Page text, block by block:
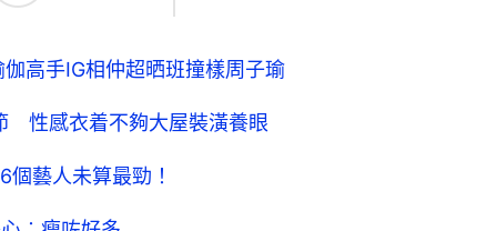
高手IG相仲超晒班撞樣周子瑜
性感衣着不夠大屋裝潢養眼
藝人未算最勁！